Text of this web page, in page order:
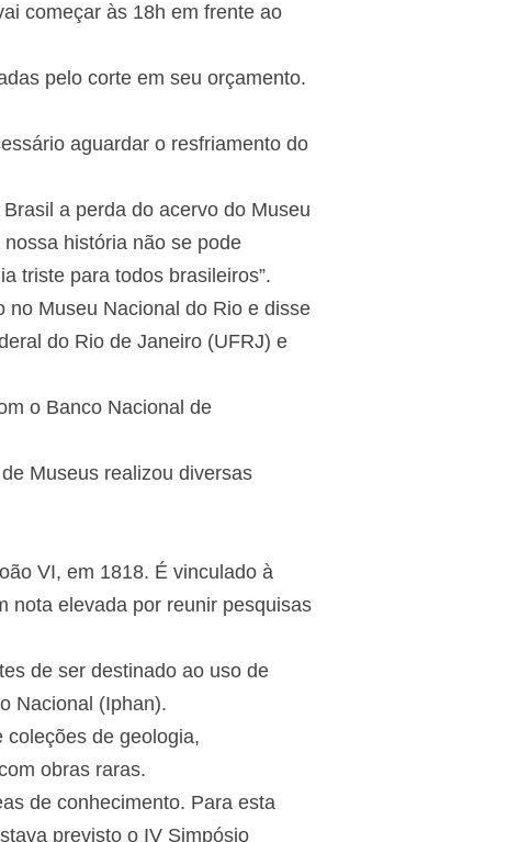
começar às 18h em frente ao
pelo corte em seu orçamento.
aguardar o resfriamento do
a perda do acervo do Museu
história não se pode
triste para todos brasileiros”.
no Museu Nacional do Rio e disse
do Rio de Janeiro (UFRJ) e
o Banco Nacional de
Museus realizou diversas
VI, em 1818. É vinculado à
nota elevada por reunir pesquisas
de ser destinado ao uso de
Nacional (Iphan).
coleções de geologia,
obras raras.
de conhecimento. Para esta
previsto o IV Simpósio